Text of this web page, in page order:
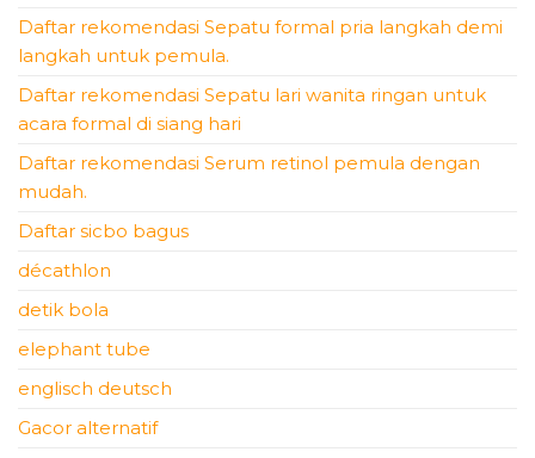
Daftar rekomendasi Sepatu formal pria langkah demi
langkah untuk pemula.
Daftar rekomendasi Sepatu lari wanita ringan untuk
acara formal di siang hari
Daftar rekomendasi Serum retinol pemula dengan
mudah.
Daftar sicbo bagus
décathlon
detik bola
elephant tube
englisch deutsch
Gacor alternatif